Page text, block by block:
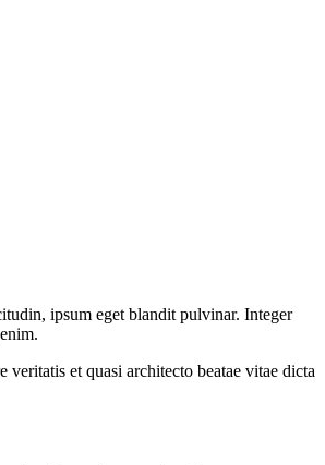
ipsum eget blandit pulvinar. Integer
et quasi architecto beatae vitae dicta